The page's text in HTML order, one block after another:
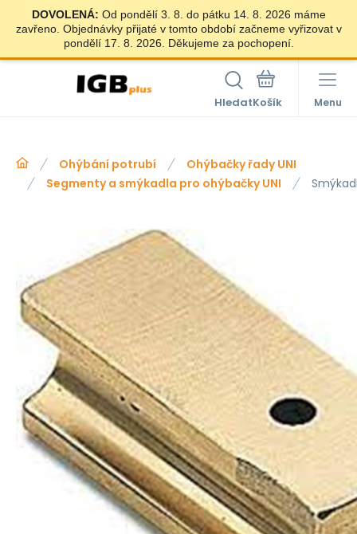
DOVOLENÁ: Od pondělí 3. 8. do pátku 14. 8. 2026 máme
zavřeno. Objednávky přijaté v tomto období začneme vyřizovat v
pondělí 17. 8. 2026. Děkujeme za pochopení.
Hledat Menu
Ohýbání potrubí
Ohýbačky řady UNI
Segmenty a smýkadla pro ohýbačky UNI